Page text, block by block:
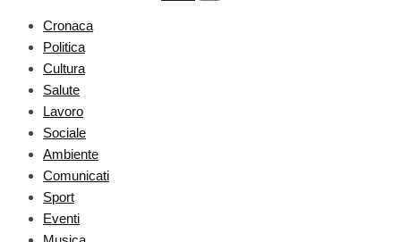
Cronaca
Politica
Cultura
Salute
Lavoro
Sociale
Ambiente
Comunicati
Sport
Eventi